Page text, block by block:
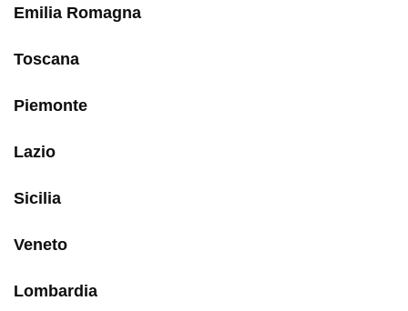
Emilia Romagna
Toscana
Piemonte
Lazio
Sicilia
Veneto
Lombardia